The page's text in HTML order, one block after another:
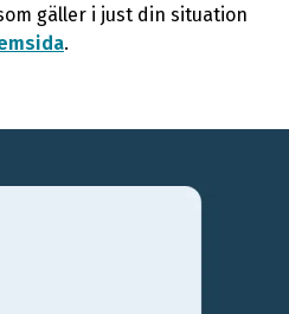
gäller i just din situation
.